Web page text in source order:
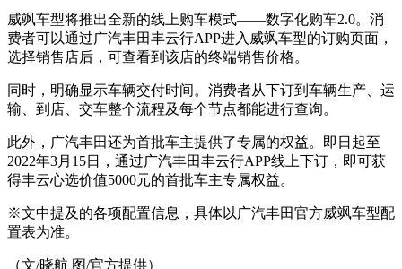
威飒车型将推出全新的线上购车模式——数字化购车2.0。消
费者可以通过广汽丰田丰云行APP进入威飒车型的订购页面，
选择销售店后，可查看到该店的终端销售价格。
同时，明确显示车辆交付时间。消费者从下订到车辆生产、运
输、到店、交车整个流程及每个节点都能进行查询。
此外，广汽丰田还为首批车主提供了专属的权益。即日起至
2022年3月15日，通过广汽丰田丰云行APP线上下订，即可获
得丰云心选价值5000元的首批车主专属权益。
※文中提及的各项配置信息，具体以广汽丰田官方威飒车型配
置表为准。
（文/晓航 图/官方提供）